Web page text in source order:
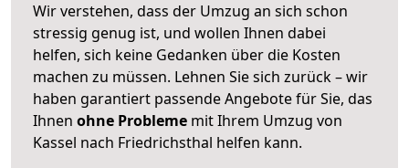
Wir verstehen, dass der Umzug an sich schon
stressig genug ist, und wollen Ihnen dabei
helfen, sich keine Gedanken über die Kosten
machen zu müssen. Lehnen Sie sich zurück – wir
haben garantiert passende Angebote für Sie, das
Ihnen ohne Probleme mit Ihrem Umzug von
Kassel nach Friedrichsthal helfen kann.